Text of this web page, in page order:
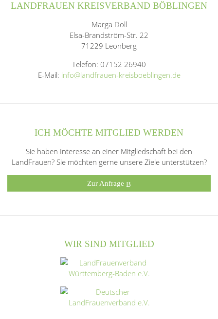
LANDFRAUEN KREISVERBAND BÖBLINGEN
Marga Doll
Elsa-Brandström-Str. 22
71229 Leonberg
Telefon: 07152 26940
E-Mail: info@landfrauen-kreisboeblingen.de
ICH MÖCHTE MITGLIED WERDEN
Sie haben Interesse an einer Mitgliedschaft bei den
LandFrauen? Sie möchten gerne unsere Ziele unterstützen?
Zur Anfrage
WIR SIND MITGLIED